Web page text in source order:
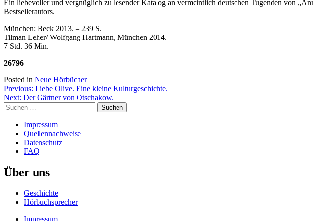
hochgradig
Sehgeschädigte
Ein liebevoller und vergnüglich zu lesender Katalog an vermeintlich deutschen Tugenden von
Bestsellerautors.
München: Beck 2013. – 239 S.
Tilman Leher/ Wolfgang Hartmann, München 2014.
7 Std. 36 Min.
26796
Posted in Neue Hörbücher
Beitragsnavigation
Previous: Liebe Olive. Eine kleine Kulturgeschichte.
Next: Der Gärtner von Otschakow.
Suchen
nach:
Impressum
Quellennachweise
Datenschutz
FAQ
Über uns
Geschichte
Hörbuchsprecher
Impressum